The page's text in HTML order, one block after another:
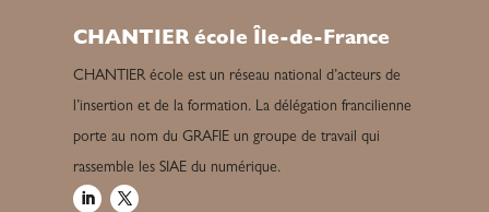
CHANTIER école Île-de-France
CHANTIER école est un réseau national d’acteurs de
l’insertion et de la formation. La délégation francilienne
porte au nom du GRAFIE un groupe de travail qui
rassemble les SIAE du numérique.